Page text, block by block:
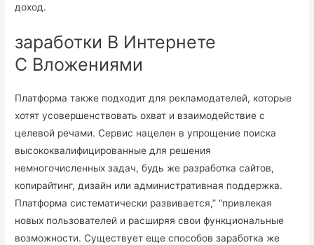
доход.
заработки В Интернете
С Вложениями
Платформа также подходит для рекламодателей, которые
хотят усовершенствовать охват и взаимодействие с
целевой речами. Сервис нацелен в упрощение поиска
высококвалифицированные для решения
немногочисленных задач, будь же разработка сайтов,
копирайтинг, дизайн или административная поддержка.
Платформа систематически развивается,” “привлекая
новых пользователей и расширяя свои функциональные
возможности. Существует еще способов заработка же